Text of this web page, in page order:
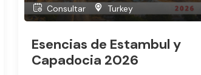
Consultar Turkey
Esencias de Estambul y
Capadocia 2026